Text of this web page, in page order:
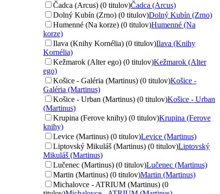
Čadca (Arcus) (0 titulov)Čadca (Arcus)
Dolný Kubín (Zrno) (0 titulov)Dolný Kubín (Zrno)
Humenné (Na korze) (0 titulov)Humenné (Na
korze)
Ilava (Knihy Kornélia) (0 titulov)Ilava (Knihy
Kornélia)
Kežmarok (Alter ego) (0 titulov)Kežmarok (Alter
ego)
Košice - Galéria (Martinus) (0 titulov)Košice -
Galéria (Martinus)
Košice - Urban (Martinus) (0 titulov)Košice - Urban
(Martinus)
Krupina (Ferove knihy) (0 titulov)Krupina (Ferove
knihy)
Levice (Martinus) (0 titulov)Levice (Martinus)
Liptovský Mikuláš (Martinus) (0 titulov)Liptovský
Mikuláš (Martinus)
Lučenec (Martinus) (0 titulov)Lučenec (Martinus)
Martin (Martinus) (0 titulov)Martin (Martinus)
Michalovce - ATRIUM (Martinus) (0